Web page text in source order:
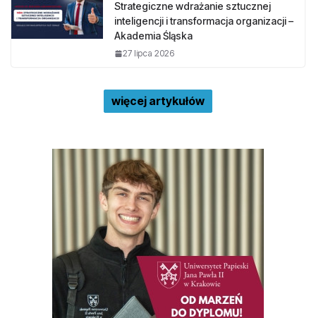
Strategiczne wdrażanie sztucznej
inteligencji i transformacja organizacji –
Akademia Śląska
27 lipca 2026
więcej artykułów